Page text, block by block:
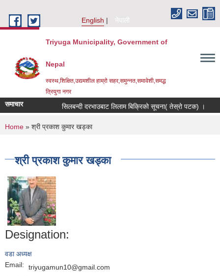
English
नेपाली
Triyuga Municipality, Government of
Nepal
स्वस्थ,शिक्षित,उद्यमशील हाम्रो सहर,समुन्नत,समावेशी,समद्ध
त्रियुगा नगर
समाचार सिलबन्दी दरभाउबाट लिलाम बिक्रिको सूचना( तेस्रो पटक) ।
You are here
Home » श्री प्रकाश कुमार खड्का
श्री प्रकाश कुमार खड्का
Designation:
वडा अध्यक्ष
Email:
triyugamun10@gmail.com